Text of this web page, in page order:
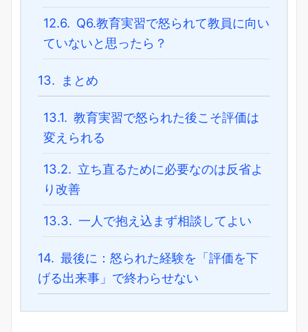
12.6. Q6.教育実習で怒られて教員に向い
ていないと思ったら？
13. まとめ
13.1. 教育実習で怒られた後こそ評価は
変えられる
13.2. 立ち直るために必要なのは反省よ
り改善
13.3. 一人で抱え込まず相談してよい
14. 最後に：怒られた経験を「評価を下
げる出来事」で終わらせない